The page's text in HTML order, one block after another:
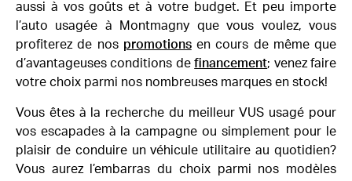
aussi à vos goûts et à votre budget. Et peu importe
l’auto usagée à Montmagny que vous voulez, vous
profiterez de nos promotionsen cours de même que
d’avantageuses conditions definancement; venez faire
votre choix parmi nos nombreuses marques en stock!
Vous êtes à la recherche du meilleur VUS usagé pour
vos escapades à la campagne ou simplement pour le
plaisir de conduire un véhicule utilitaire au quotidien?
Vous aurez l’embarras du choix parmi nos modèles